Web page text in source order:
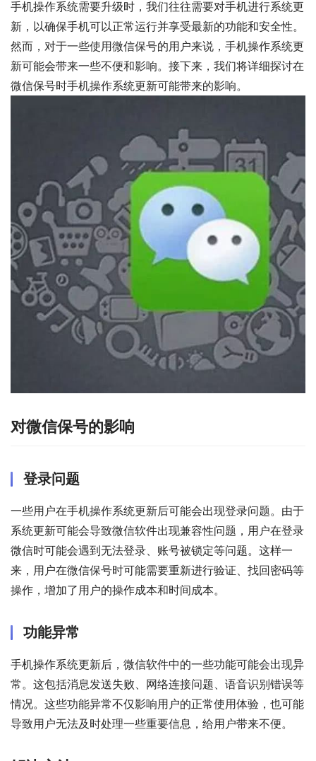
手机操作系统需要升级时，我们往往需要对手机进行系统更
新，以确保手机可以正常运行并享受最新的功能和安全性。
然而，对于一些使用微信保号的用户来说，手机操作系统更
新可能会带来一些不便和影响。接下来，我们将详细探讨在
微信保号时手机操作系统更新可能带来的影响。
对微信保号的影响
登录问题
一些用户在手机操作系统更新后可能会出现登录问题。由于
系统更新可能会导致微信软件出现兼容性问题，用户在登录
微信时可能会遇到无法登录、账号被锁定等问题。这样一
来，用户在微信保号时可能需要重新进行验证、找回密码等
操作，增加了用户的操作成本和时间成本。
功能异常
手机操作系统更新后，微信软件中的一些功能可能会出现异
常。这包括消息发送失败、网络连接问题、语音识别错误等
情况。这些功能异常不仅影响用户的正常使用体验，也可能
导致用户无法及时处理一些重要信息，给用户带来不便。